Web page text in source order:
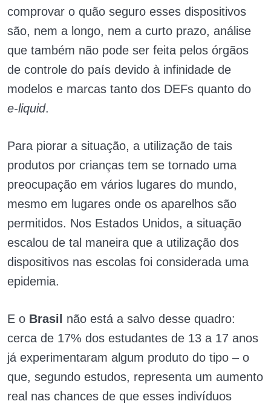
comprovar o quão seguro esses dispositivos
são, nem a longo, nem a curto prazo, análise
que também não pode ser feita pelos órgãos
de controle do país devido à infinidade de
modelos e marcas tanto dos DEFs quanto do
e-liquid.
Para piorar a situação, a utilização de tais
produtos por crianças tem se tornado uma
preocupação em vários lugares do mundo,
mesmo em lugares onde os aparelhos são
permitidos. Nos Estados Unidos, a situação
escalou de tal maneira que a utilização dos
dispositivos nas escolas foi considerada uma
epidemia.
E o Brasil
não está a salvo desse quadro:
cerca de 17% dos estudantes de 13 a 17 anos
já experimentaram algum produto do tipo – o
que, segundo estudos, representa um aumento
real nas chances de que esses indivíduos